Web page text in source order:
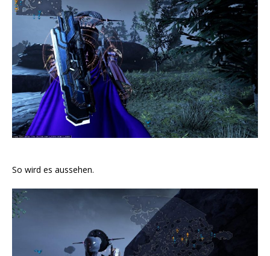
So wird es aussehen.